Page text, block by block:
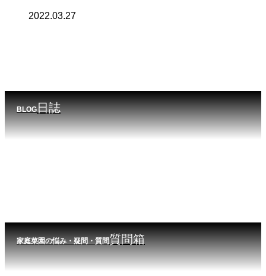
2022.03.27
BLOG日誌
家庭菜園の悩み・疑問・質問質問箱